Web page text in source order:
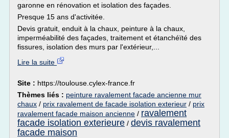
garonne en rénovation et isolation des façades.
Presque 15 ans d'activitée.
Devis gratuit, enduit à la chaux, peinture à la chaux,
imperméabilité des façades, traitement et étanchéïté des
fissures, isolation des murs par l'extérieur,...
Lire la suite
Site : https://toulouse.cylex-france.fr
Thèmes liés : peinture ravalement facade ancienne mur
chaux / prix ravalement de facade isolation exterieur / prix
ravalement facade maison ancienne / ravalement
facade isolation exterieure / devis ravalement
facade maison